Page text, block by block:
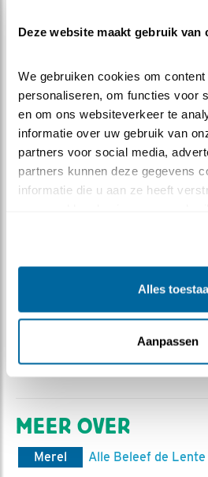
Deze website maakt gebruik van
We gebruiken cookies om
personaliseren, om functies voor
en om ons websiteverkeer te
informatie over uw gebruik van
partners voor social media,
partners kunnen deze gegevens
informatie die u aan ze heeft
Alles
Aanpassen
bemoedigend. Het blijft echter
Kan Vrouw de balans houden
voeren? Gaan ze het halen en
week uitvlieg-klare-kuikens? En
Vrouw Merel straks met zijn
kijken naar dit spannende nest
dilemma’s!
MEER OVER
Merel
Alle Beleef de Lente